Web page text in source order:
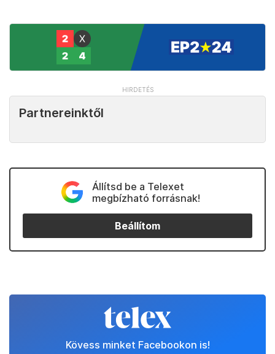
Partnereinktől
Állítsd be a Telexet
megbízható forrásnak!
Beállítom
Kövess minket Facebookon is!